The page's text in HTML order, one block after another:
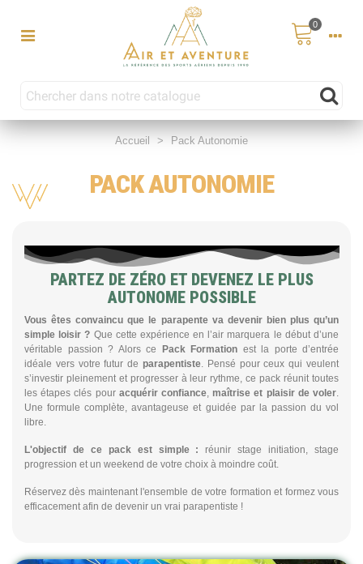
0
Accueil > Pack Autonomie
PACK AUTONOMIE
PARTEZ DE ZÉRO ET DEVENEZ LE PLUS
AUTONOME POSSIBLE
Vous êtes convaincu que le parapente va devenir bien plus qu’un
simple loisir ? Que cette expérience en l’air marquera le début d’une
véritable passion ? Alors ce Pack Formation est la porte d’entrée
idéale vers votre futur de parapentiste. Pensé pour ceux qui veulent
s’investir pleinement et progresser à leur rythme, ce pack réunit toutes
les étapes clés pour acquérir confiance,maîtrise et plaisir de voler.
Une formule complète, avantageuse et guidée par la passion du vol
libre.
L'objectif de ce pack est simple :réunir stage initiation, stage
progression et un weekend de votre choix à moindre coût.
Réservez dès maintenant l'ensemble de votre formation et formez vous
efficacement afin de devenir un vrai parapentiste !